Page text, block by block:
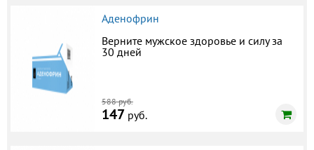
Аденофрин
Верните мужское здоровье и силу за
30 дней
588 руб.
147 руб.